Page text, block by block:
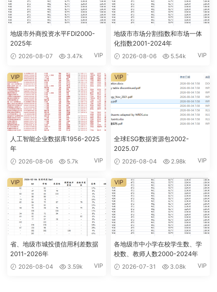
地级市外商投资水平FDI2000-
2025年
2026-08-07 3.47k VIP
地级市市场分割指数和市场一体
化指数2001-2024年
2026-08-06 5.54k VIP
人工智能企业数据库1956-2025
年
2026-08-06 5.7k VIP
VIP
全球ESG数据资源包2002-
2025.07
2026-08-04 2.98k VIP
VIP
省、地级市城投债信用利差数据
2011-2026年
2026-08-04 3.59k VIP
VIP
各地级市中小学在校学生数、学
校数、教师人数2000-2024年
2026-07-31 3.08k VIP
VIP